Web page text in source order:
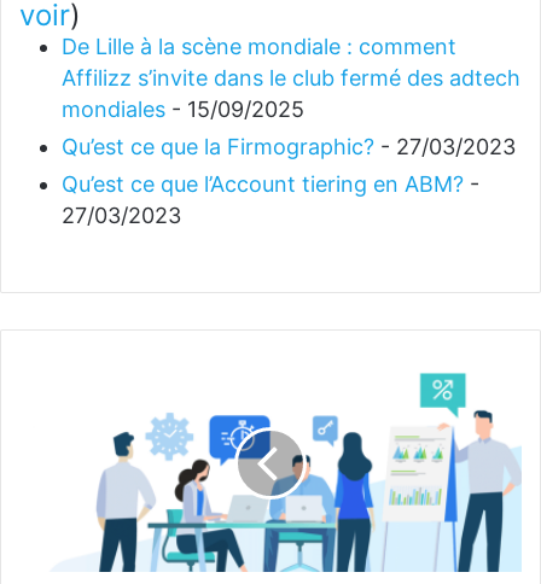
voir)
De Lille à la scène mondiale : comment
Affilizz s’invite dans le club fermé des adtech
mondiales - 15/09/2025
Qu’est ce que la Firmographic? - 27/03/2023
Qu’est ce que l’Account tiering en ABM? -
27/03/2023